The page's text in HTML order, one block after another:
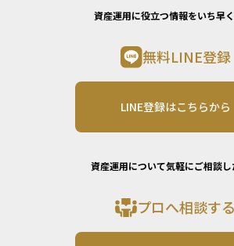
資産運用に役立つ情報をいち早
無料LINE登録
LINE登録はこちらから
資産運用について気軽にご相談
プロへ相談する